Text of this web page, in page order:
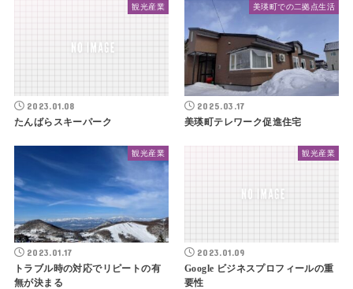
観光産業
2023.01.08
たんばらスキーパーク
美瑛町での二拠点生活
2025.03.17
美瑛町テレワーク促進住宅
観光産業
2023.01.17
トラブル時の対応でリピートの有
無が決まる
観光産業
2023.01.09
Google ビジネスプロフィールの重
要性